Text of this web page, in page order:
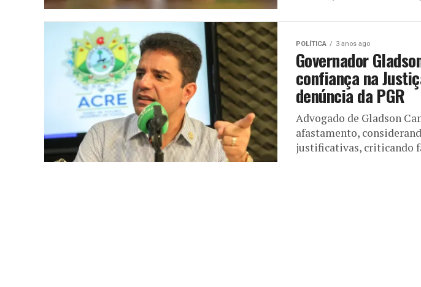
POLÍTICA 3 anos ago
Governador
confiança na
denúncia da PGR
Advogado de Gladson
afastamento,
justificativas, criticando